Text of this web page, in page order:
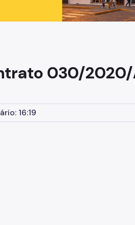
030/2020/
16:19